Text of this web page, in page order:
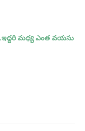
మధ్య ఎంత వయసు